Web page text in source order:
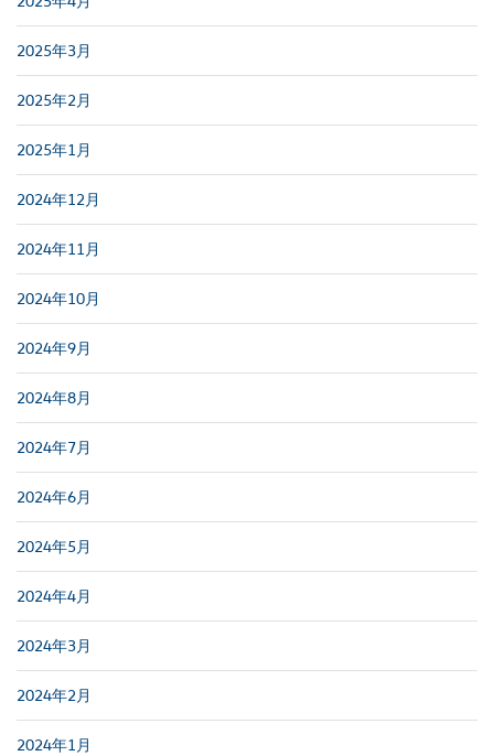
2025年3月
2025年2月
2025年1月
2024年12月
2024年11月
2024年10月
2024年9月
2024年8月
2024年7月
2024年6月
2024年5月
2024年4月
2024年3月
2024年2月
2024年1月